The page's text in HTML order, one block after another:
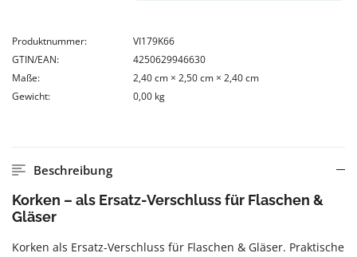
Produktnummer:
VI179K66
GTIN/EAN:
4250629946630
Maße:
2,40 cm × 2,50 cm × 2,40 cm
Gewicht:
0,00 kg
Beschreibung
Korken – als Ersatz-Verschluss für Flaschen &
Gläser
Korken als Ersatz-Verschluss für Flaschen & Gläser. Praktische